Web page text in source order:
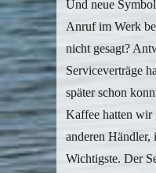
Und neue
Anruf im Werk
nicht gesagt?
Serviceverträge
später schon
Kaffee hatten wir
anderen Händler,
Wichtigste. Der